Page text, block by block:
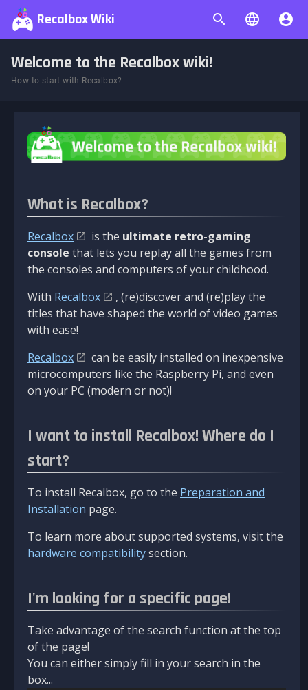
Recalbox Wiki
Welcome to the Recalbox wiki!
How to start with Recalbox?
What is Recalbox?
Recalbox is the ultimate retro-gaming
console that lets you replay all the games from
the consoles and computers of your childhood.
With Recalbox
, (re)discover and (re)play the
titles that have shaped the world of video games
with ease!
Recalbox
can be easily installed on inexpensive
microcomputers like the Raspberry Pi, and even
on your PC (modern or not)!
I want to install Recalbox! Where do I
start?
To install Recalbox, go to the Preparation and
Installation page.
To learn more about supported systems, visit the
hardware compatibilitysection.
I'm looking for a specific page!
Take advantage of the search function at the top
of the page!
You can either simply fill in your search in the
box...